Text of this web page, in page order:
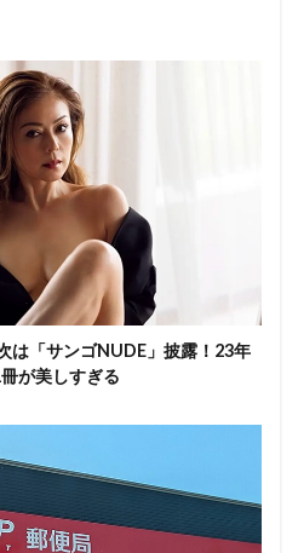
は「サンゴNUDE」披露！23年
が美しすぎる